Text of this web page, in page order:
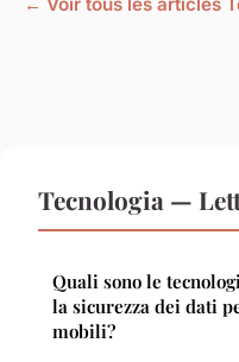
Tecnologia —
Quali sono le
la sicurezza dei dati
mobili?